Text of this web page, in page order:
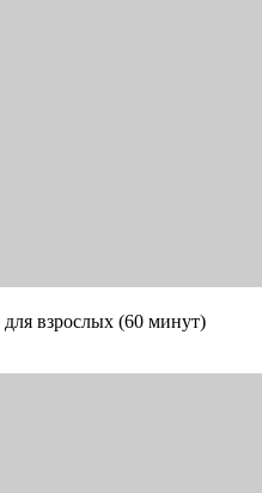
взрослых (60 минут)